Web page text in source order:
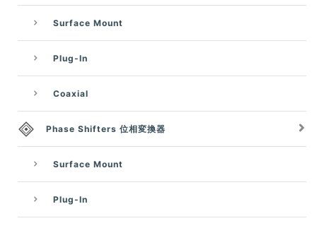
Surface Mount
Plug-In
Coaxial
Phase Shifters 位相変換器
Surface Mount
Plug-In